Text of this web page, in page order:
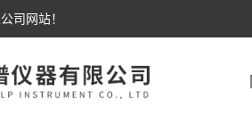
司网站！